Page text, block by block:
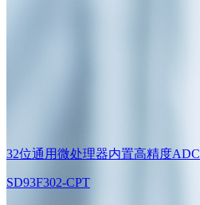
32位通用微处理器内置高精度ADC
SD93F302-CPT